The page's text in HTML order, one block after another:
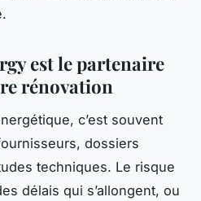
est le partenaire
rénovation
c’est souvent
dossiers
techniques. Le risque
délais qui s’allongent, ou